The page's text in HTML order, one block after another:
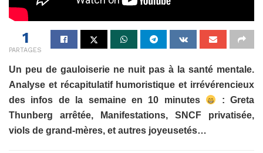
1
PARTAGES
Un peu de gauloiserie ne nuit pas à la santé mentale.
Analyse et récapitulatif humoristique et irrévérencieux
des infos de la semaine en 10 minutes
: Greta
Thunberg arrêtée, Manifestations, SNCF privatisée,
viols de grand-mères, et autres joyeusetés…